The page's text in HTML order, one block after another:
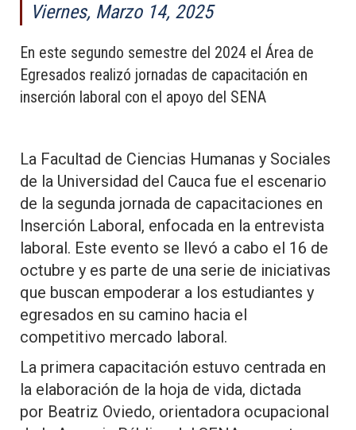
Viernes, Marzo 14, 2025
En este segundo semestre del 2024 el Área de
Egresados realizó jornadas de capacitación en
inserción laboral con el apoyo del SENA
La Facultad de Ciencias Humanas y Sociales
de la Universidad del Cauca fue el escenario
de la segunda jornada de capacitaciones en
Inserción Laboral, enfocada en la entrevista
laboral. Este evento se llevó a cabo el 16 de
octubre y es parte de una serie de iniciativas
que buscan empoderar a los estudiantes y
egresados en su camino hacia el
competitivo mercado laboral.
La primera capacitación estuvo centrada en
la elaboración de la hoja de vida, dictada
por Beatriz Oviedo, orientadora ocupacional